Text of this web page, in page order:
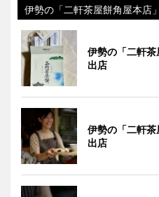
伊勢の「二軒茶屋餅角屋本店
伊勢の「二軒
出店
伊勢の「二軒
出店